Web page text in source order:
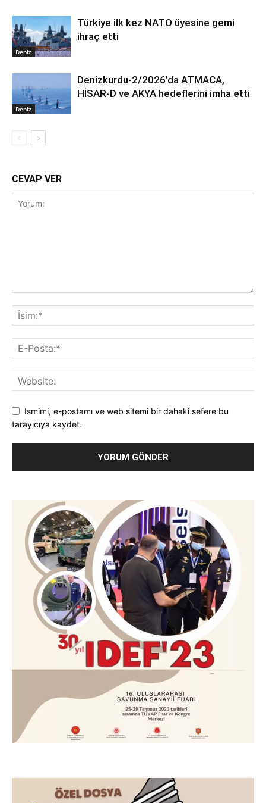
Deniz
Türkiye ilk kez NATO üyesine gemi
ihraç etti
Deniz
Denizkurdu-2/2026’da ATMACA,
HİSAR-D ve AKYA hedeflerini imha etti
CEVAP VER
Ismimi, e-postamı ve web sitemi bir dahaki sefere bu
tarayıcıya kaydet.